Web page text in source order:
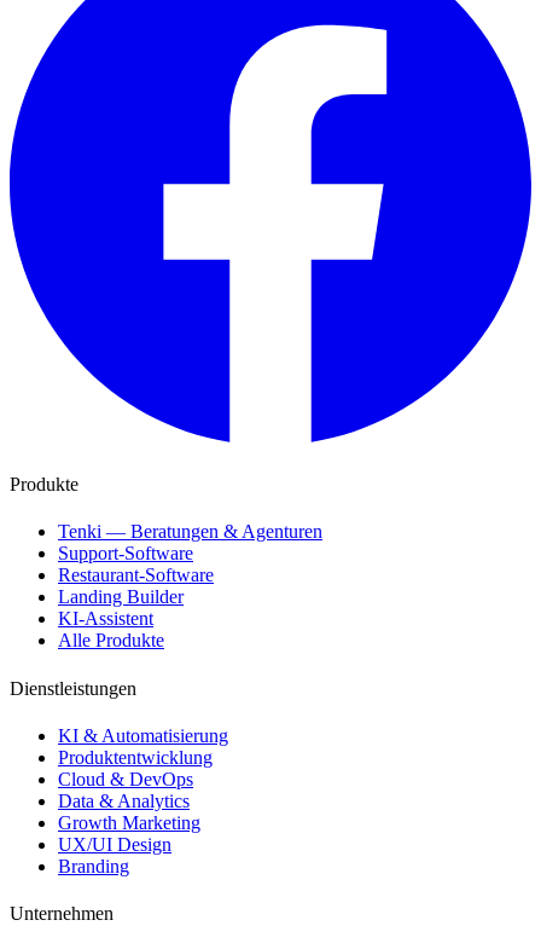
Produkte
Tenki — Beratungen & Agenturen
Support-Software
Restaurant-Software
Landing Builder
KI-Assistent
Alle Produkte
Dienstleistungen
KI & Automatisierung
Produktentwicklung
Cloud & DevOps
Data & Analytics
Growth Marketing
UX/UI Design
Branding
Unternehmen